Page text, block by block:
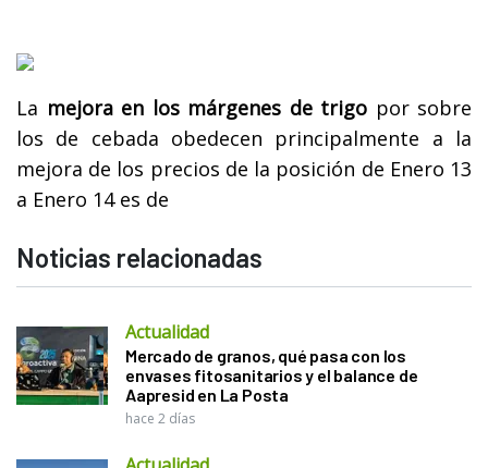
La mejora en los márgenes de trigo por sobre
los de cebada obedecen principalmente a la
mejora de los precios de la posición de Enero 13
a Enero 14 es de
Noticias relacionadas
Actualidad
Mercado de granos, qué pasa con los
envases fitosanitarios y el balance de
Aapresid en La Posta
hace 2 días